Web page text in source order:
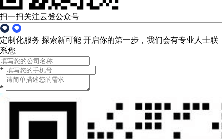
扫一扫关注云登公众号
定制化服务 探索新可能 开启你的第一步，我们会有专业人士联
系您
*
*